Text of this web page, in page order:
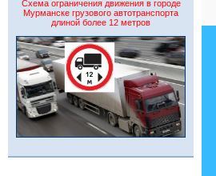
Схема ограничения движения в городе
Мурманске грузового автотранспорта
длиной более 12 метров